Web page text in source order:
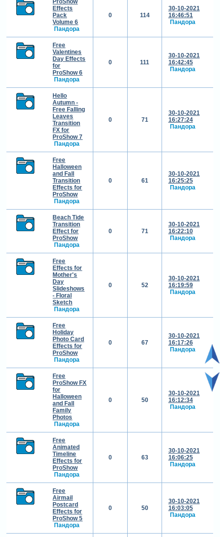
ProShow
Effects
Pack
Volume 6
Пандора
0 114
30-10-2021
16:46:51
Пандора
Free
Valentines
Day Effects
for
ProShow 6
Пандора
0 111
30-10-2021
16:42:45
Пандора
Hello
Autumn -
Free Falling
Leaves
Transition
FX for
ProShow 7
Пандора
0 71
30-10-2021
16:27:24
Пандора
Free
Halloween
and Fall
Transition
Effects for
ProShow
Пандора
0 61
30-10-2021
16:25:25
Пандора
Beach Tide
Transition
Effect for
ProShow
Пандора
0 71
30-10-2021
16:22:10
Пандора
Free
Effects for
Mother's
Day
Slideshows
- Floral
Sketch
Пандора
0 52
30-10-2021
16:19:59
Пандора
Free
Holiday
Photo Card
Effects for
ProShow
Пандора
0 67
30-10-2021
16:17:26
Пандора
Free
ProShow FX
for
Halloween
and Fall
Family
Photos
Пандора
0 50
30-10-2021
16:12:34
Пандора
Free
Animated
Timeline
Effects for
ProShow
Пандора
0 63
30-10-2021
16:06:25
Пандора
Free
Airmail
Postcard
Effects for
ProShow 5
Пандора
0 50
30-10-2021
16:03:05
Пандора